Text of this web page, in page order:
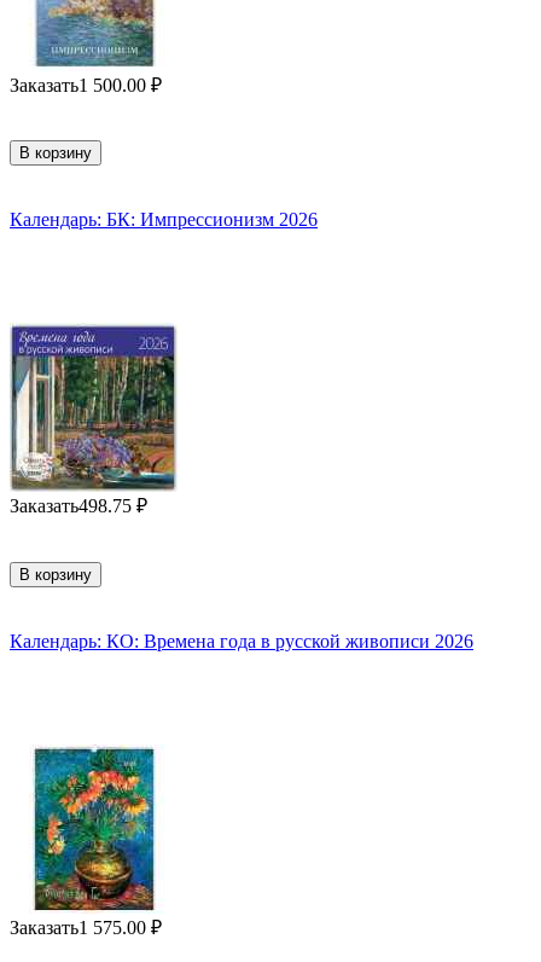
Заказать1 500.00 ₽
В корзину
Календарь: БК: Импрессионизм 2026
Заказать498.75 ₽
В корзину
Календарь: КО: Времена года в русской живописи 2026
Заказать1 575.00 ₽